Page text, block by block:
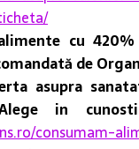
cu
de
asupra
in
consumam-